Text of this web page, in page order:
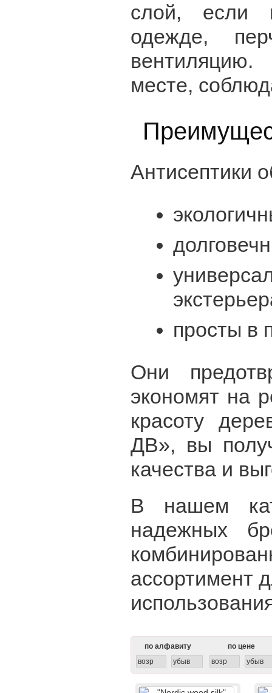
слой, если
одежде,
месте,
Антисептики
просты в
Они
экономят на
красоту
ДВ», вы
качества и
В нашем
надежных
ассортимент
по алфавиту
по цене
возр
убыв возр убыв